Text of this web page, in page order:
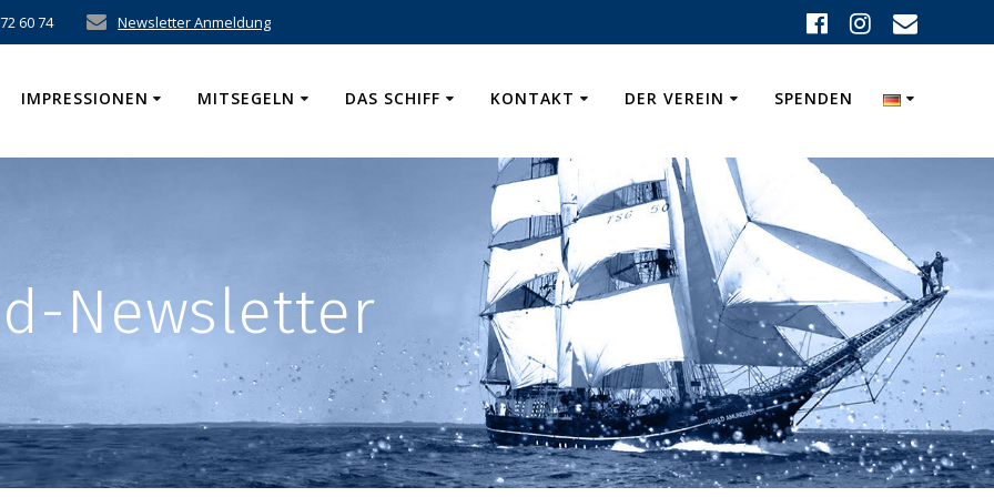
60 74 Newsletter Anmeldung
IMPRESSIONEN MITSEGELN DAS SCHIFF KONTAKT DER VEREIN SPENDEN
Newsletter